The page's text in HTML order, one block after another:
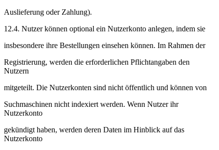
Auslieferung oder Zahlung).
12.4. Nutzer können optional ein Nutzerkonto anlegen, indem sie
insbesondere ihre Bestellungen einsehen können. Im Rahmen der
Registrierung, werden die erforderlichen Pflichtangaben den
Nutzern
mitgeteilt. Die Nutzerkonten sind nicht öffentlich und können von
Suchmaschinen nicht indexiert werden. Wenn Nutzer ihr
Nutzerkonto
gekündigt haben, werden deren Daten im Hinblick auf das
Nutzerkonto